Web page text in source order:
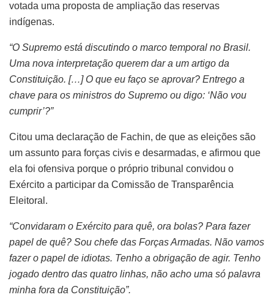
votada uma proposta de ampliação das reservas
indígenas.
“O Supremo está discutindo o marco temporal no Brasil.
Uma nova interpretação querem dar a um artigo da
Constituição. […] O que eu faço se aprovar? Entrego a
chave para os ministros do Supremo ou digo: ‘Não vou
cumprir’?”
Citou uma declaração de Fachin, de que as eleições são
um assunto para forças civis e desarmadas, e afirmou que
ela foi ofensiva porque o próprio tribunal convidou o
Exército a participar da Comissão de Transparência
Eleitoral.
“Convidaram o Exército para quê, ora bolas? Para fazer
papel de quê? Sou chefe das Forças Armadas. Não vamos
fazer o papel de idiotas. Tenho a obrigação de agir. Tenho
jogado dentro das quatro linhas, não acho uma só palavra
minha fora da Constituição”.